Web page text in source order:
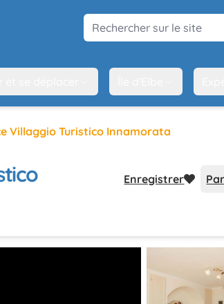
Rechercher sur le site
Villaggio Turistico Innamorata
Enregistrer